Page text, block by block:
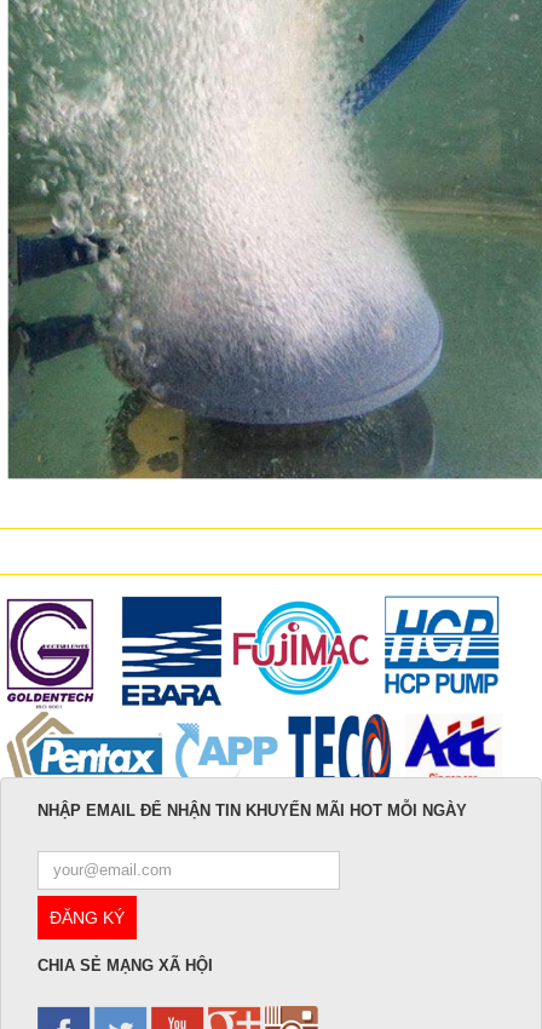
NHẬP EMAIL ĐỂ NHẬN TIN KHUYẾN MÃI HOT MỖI NGÀY
CHIA SẺ MẠNG XÃ HỘI